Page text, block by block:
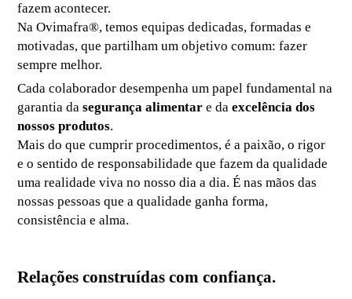
fazem acontecer.
Na Ovimafra®, temos equipas dedicadas, formadas e
motivadas, que partilham um objetivo comum: fazer
sempre melhor.
Cada colaborador desempenha um papel fundamental na
garantia dasegurança alimentar e daexcelência dos
nossos produtos.
Mais do que cumprir procedimentos, é a paixão, o rigor
e o sentido de responsabilidade que fazem da qualidade
uma realidade viva no nosso dia a dia. É nas mãos das
nossas pessoas que a qualidade ganha forma,
consistência e alma.
Relações construídas com confiança.